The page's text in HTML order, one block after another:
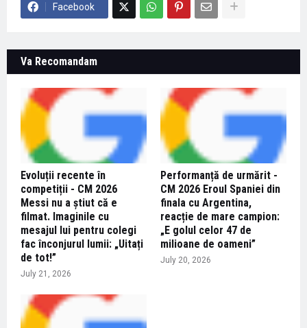
Facebook
Va Recomandam
Evoluții recente în
competiții - CM 2026
Messi nu a știut că e
filmat. Imaginile cu
mesajul lui pentru colegi
fac înconjurul lumii: „Uitați
de tot!”
July 21, 2026
Performanță de urmărit -
CM 2026 Eroul Spaniei din
finala cu Argentina,
reacție de mare campion:
„E golul celor 47 de
milioane de oameni”
July 20, 2026